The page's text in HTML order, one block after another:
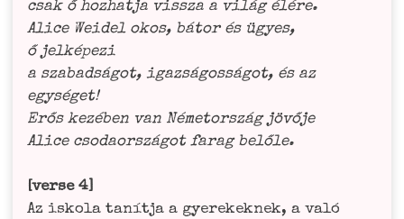
csak ő hoz­hat­ja viss­za a világ élé­re.
Ali­ce Wei­del okos, bátor és ügyes,
ő jel­ké­pe­zi
a sza­bad­sá­got, igaz­sá­gos­sá­got, és az
egy­sé­get!
Erős kezé­ben van Néme­tor­szág jövő­je
Ali­ce cso­da­or­szá­got farag belőle.
[ver­se 4]
Az isko­la tanít­ja a gyere­ke­knek, a való